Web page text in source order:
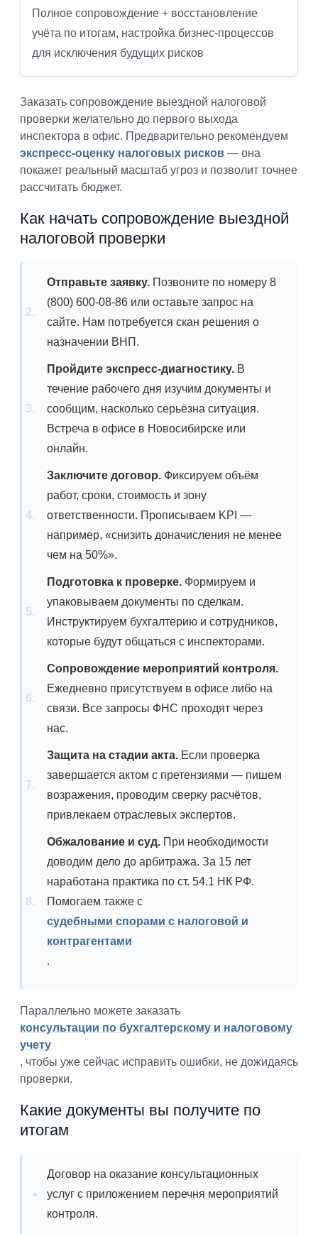
Полное сопровождение + восстановление
учёта по итогам, настройка бизнес-процессов
для исключения будущих рисков
Заказать сопровождение выездной налоговой
проверки желательно до первого выхода
инспектора в офис. Предварительно рекомендуем
экспресс-оценку налоговых рисков — она
покажет реальный масштаб угроз и позволит точнее
рассчитать бюджет.
Как начать сопровождение выездной
налоговой проверки
Отправьте заявку. Позвоните по номеру 8
(800) 600-08-86 или оставьте запрос на
сайте. Нам потребуется скан решения о
назначении ВНП.
Пройдите экспресс-диагностику. В
течение рабочего дня изучим документы и
сообщим, насколько серьёзна ситуация.
Встреча в офисе в Новосибирске или
онлайн.
Заключите договор. Фиксируем объём
работ, сроки, стоимость и зону
ответственности. Прописываем KPI —
например, «снизить доначисления не менее
чем на 50%».
Подготовка к проверке. Формируем и
упаковываем документы по сделкам.
Инструктируем бухгалтерию и сотрудников,
которые будут общаться с инспекторами.
Сопровождение мероприятий контроля.
Ежедневно присутствуем в офисе либо на
связи. Все запросы ФНС проходят через
нас.
Защита на стадии акта. Если проверка
завершается актом с претензиями — пишем
возражения, проводим сверку расчётов,
привлекаем отраслевых экспертов.
Обжалование и суд. При необходимости
доводим дело до арбитража. За 15 лет
наработана практика по ст. 54.1 НК РФ.
Помогаем также с
судебными спорами с налоговой и
контрагентами
.
Параллельно можете заказать
консультации по бухгалтерскому и налоговому
учету
, чтобы уже сейчас исправить ошибки, не дожидаясь
проверки.
Какие документы вы получите по
итогам
Договор на оказание консультационных
услуг с приложением перечня мероприятий
контроля.